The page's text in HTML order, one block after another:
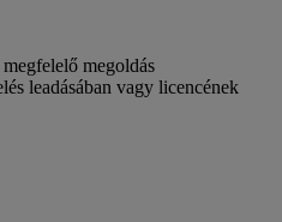
megfelelő megoldás
leadásában vagy licencének